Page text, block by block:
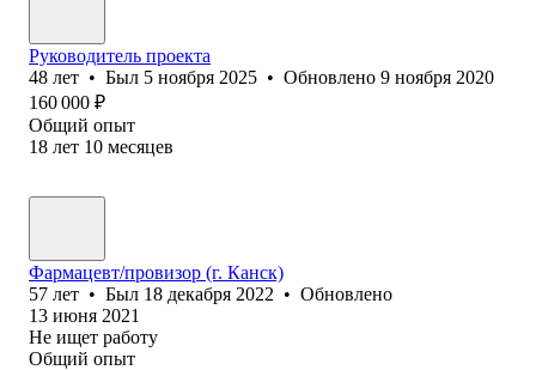
Руководитель проекта
48 лет • Был 5 ноября 2025 • Обновлено 9 ноября 2020
160 000 ₽
Общий опыт
18 лет 10 месяцев
Фармацевт/провизор (г. Канск)
57 лет • Был 18 декабря 2022 • Обновлено
13 июня 2021
Не ищет работу
Общий опыт